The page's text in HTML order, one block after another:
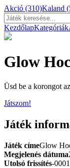
Akció (310)Kaland
KezdőlapKategóriák
Glow
Üsd be a korongot
Játszom!
Játék
Játék címeGlow
Megjelenés dátuma
Utolsó frissítés-